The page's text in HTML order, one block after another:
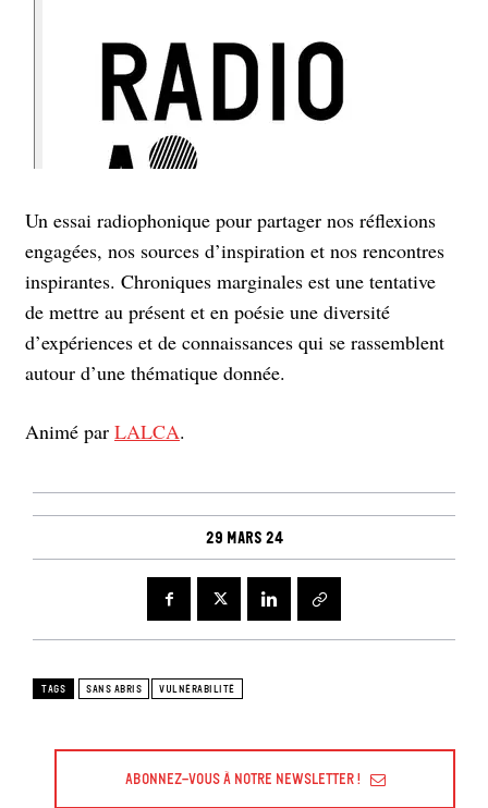
Un essai radiophonique pour partager nos réflexions
engagées, nos sources d’inspiration et nos rencontres
inspirantes. Chroniques marginales est une tentative
de mettre au présent et en poésie une diversité
d’expériences et de connaissances qui se rassemblent
autour d’une thématique donnée.
Animé par LALCA.
29 mars 24
TAGS SANS ABRIS VULNÉRABILITÉ
Abonnez-vous à Notre Newsletter !